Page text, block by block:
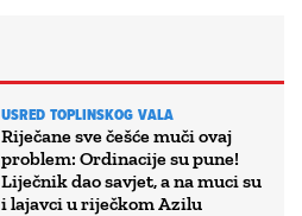
USRED TOPLINSKOG VALA
Riječane sve češće muči ovaj
problem: Ordinacije su pune!
Liječnik dao savjet, a na muci su
i lajavci u riječkom Azilu